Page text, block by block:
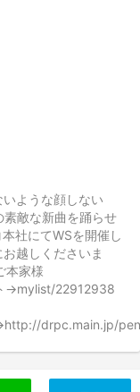
ような顔しない
敵な新曲を踊らせ
社にてWSを開催し
越しくださいま
本家様
→mylist/22912938
drpc.main.jp/